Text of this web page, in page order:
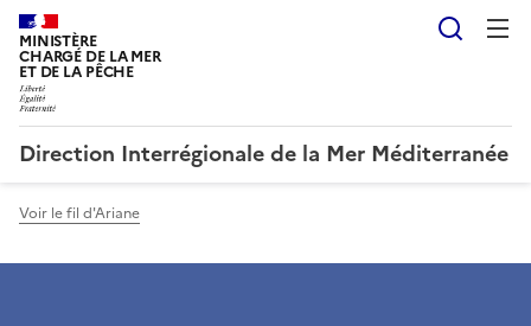
MINISTÈRE
CHARGÉ DE LA MER
ET DE LA PÊCHE
Direction Interrégionale de la Mer Méditerranée
Voir le fil d'Ariane